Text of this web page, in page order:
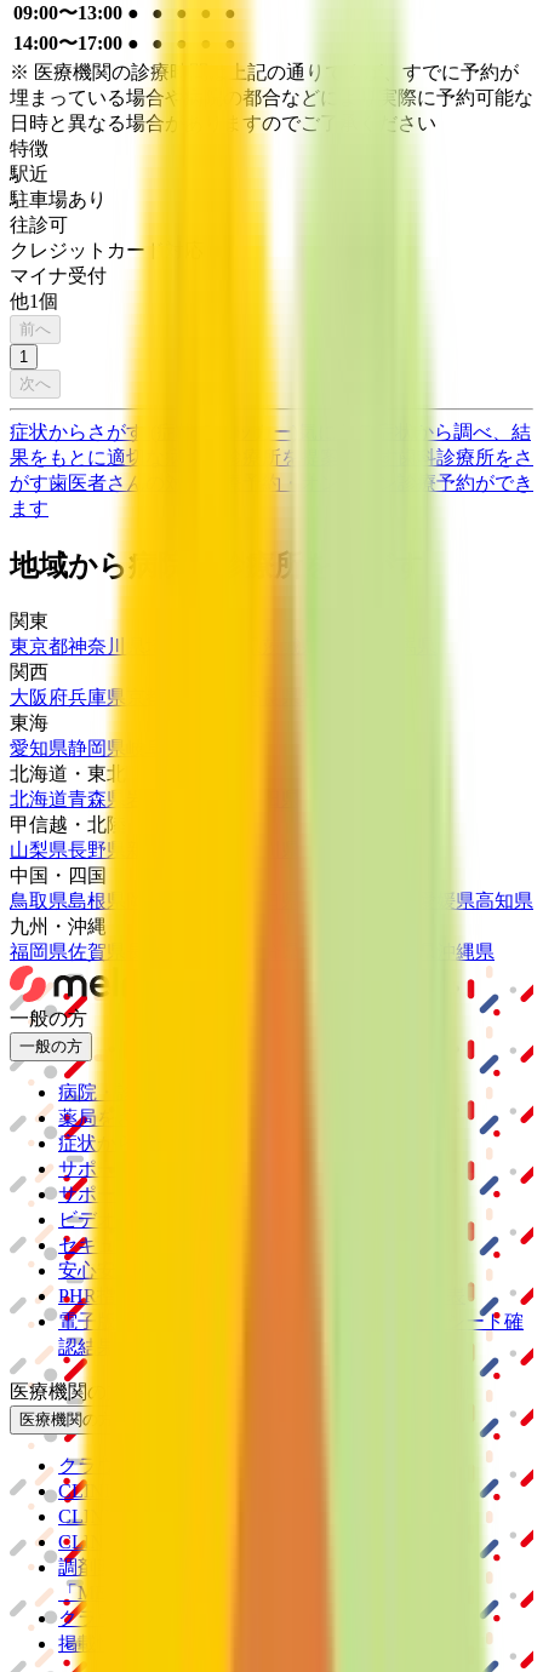
09:00〜13:00 ● ● ● ●
●
14:00〜17:00 ● ● ●
●
※ 医療機関の診療時間は上記の通りですが、すでに予約が
埋まっている場合や病院の都合などにより実際に予約可能な
日時と異なる場合がありますのでご了承ください
特徴
駅近
駐車場あり
往診可
クレジットカード対応
マイナ受付
他1個
前へ
1
次へ
症状からさがす (症状チェッカー)
気になる症状から調べ、結
果をもとに適切な病院・診療所を提案します
歯科診療所をさ
がす歯医者さんの対面診療予約・オンライン診療予約ができ
ます
地域から病院・診療所をさがす
関東
東京都神奈川県
関西
大阪府兵庫県
東海
愛知県静岡県
北海道・東北
北海道青森県
甲信越・北陸
山梨県長野県
中国・四国
鳥取県島根県 愛媛県高知県
九州・沖縄
福岡県佐賀県 沖縄県
一般の方
一般の方
病院・診療所をさがす
薬局をさがす
症状からさがす
サポート
サポート環境
ビデオ通話の事前テスト
セキュリティの取り組み
安心安全への取り組み
PHR指針に係るチェックシート確認結果の公表
電子版お薬手帳ガイドラインに係るチェックシート確
認結果の公表
医療機関の方
医療機関の方
クラウド診療
CLINICS予約
CLINICSオンライン診療
CLINICSカルテ
調剤薬局向け統合型クラウドソリューション
「MEDIXS」
クラウド歯科業務
掲載情報の修正・削除はこちら